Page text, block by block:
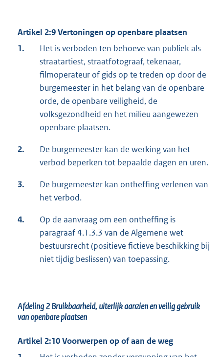
Artikel 2:9 Vertoningen op openbare plaatsen
1.
Het is verboden ten behoeve van publiek als
straatartiest, straatfotograaf, tekenaar,
filmoperateur of gids op te treden op door de
burgemeester in het belang van de openbare
orde, de openbare veiligheid, de
volksgezondheid en het milieu aangewezen
openbare plaatsen.
2.
De burgemeester kan de werking van het
verbod beperken tot bepaalde dagen en uren.
3.
De burgemeester kan ontheffing verlenen van
het verbod.
4.
Op de aanvraag om een ontheffing is
paragraaf 4.1.3.3 van de Algemene wet
bestuursrecht (positieve fictieve beschikking bij
niet tijdig beslissen) van toepassing.
Afdeling 2Bruikbaarheid, uiterlijk aanzien en veilig gebruik
van openbare plaatsen
Artikel 2:10 Voorwerpen op of aan de weg